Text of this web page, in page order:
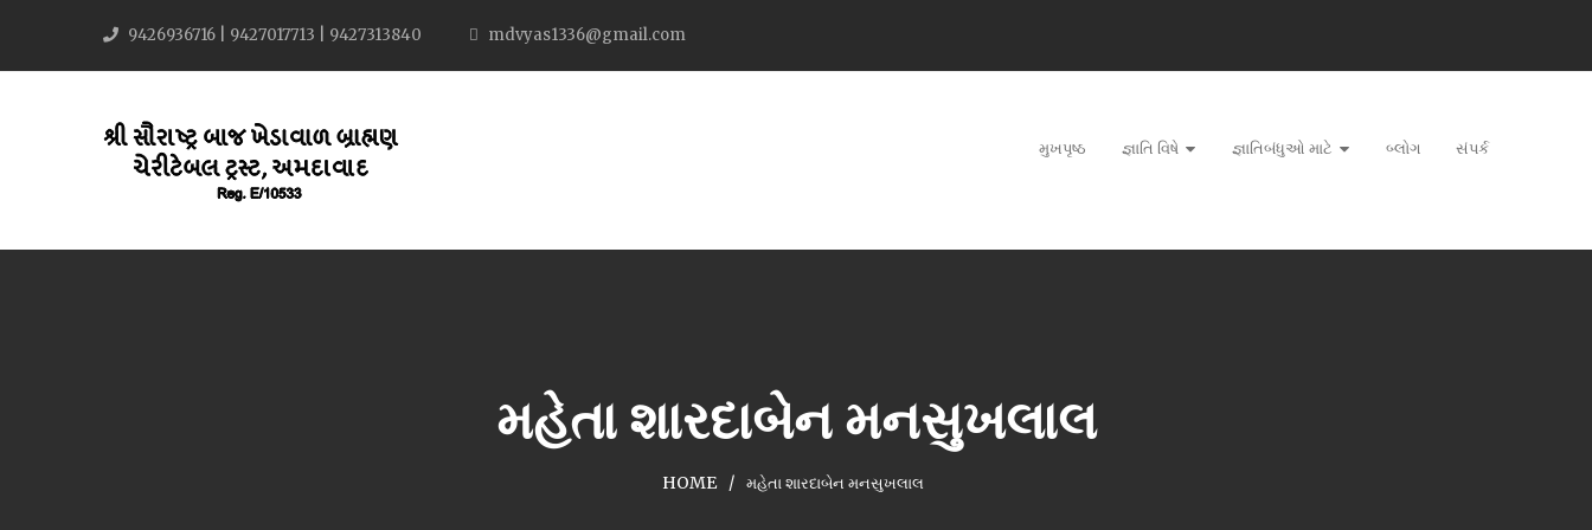
9426936716 | 9427017713 | 9427313840 mdvyas1336@gmail.com
મુખપૃષ્ઠ જ્ઞાતિ વિષે જ્ઞાતિબંધુઓ માટે બ્લોગ સંપર્ક
મહેતા શારદાબેન મનસુખલાલ
HOME મહેતા શારદાબેન મનસુખલાલ